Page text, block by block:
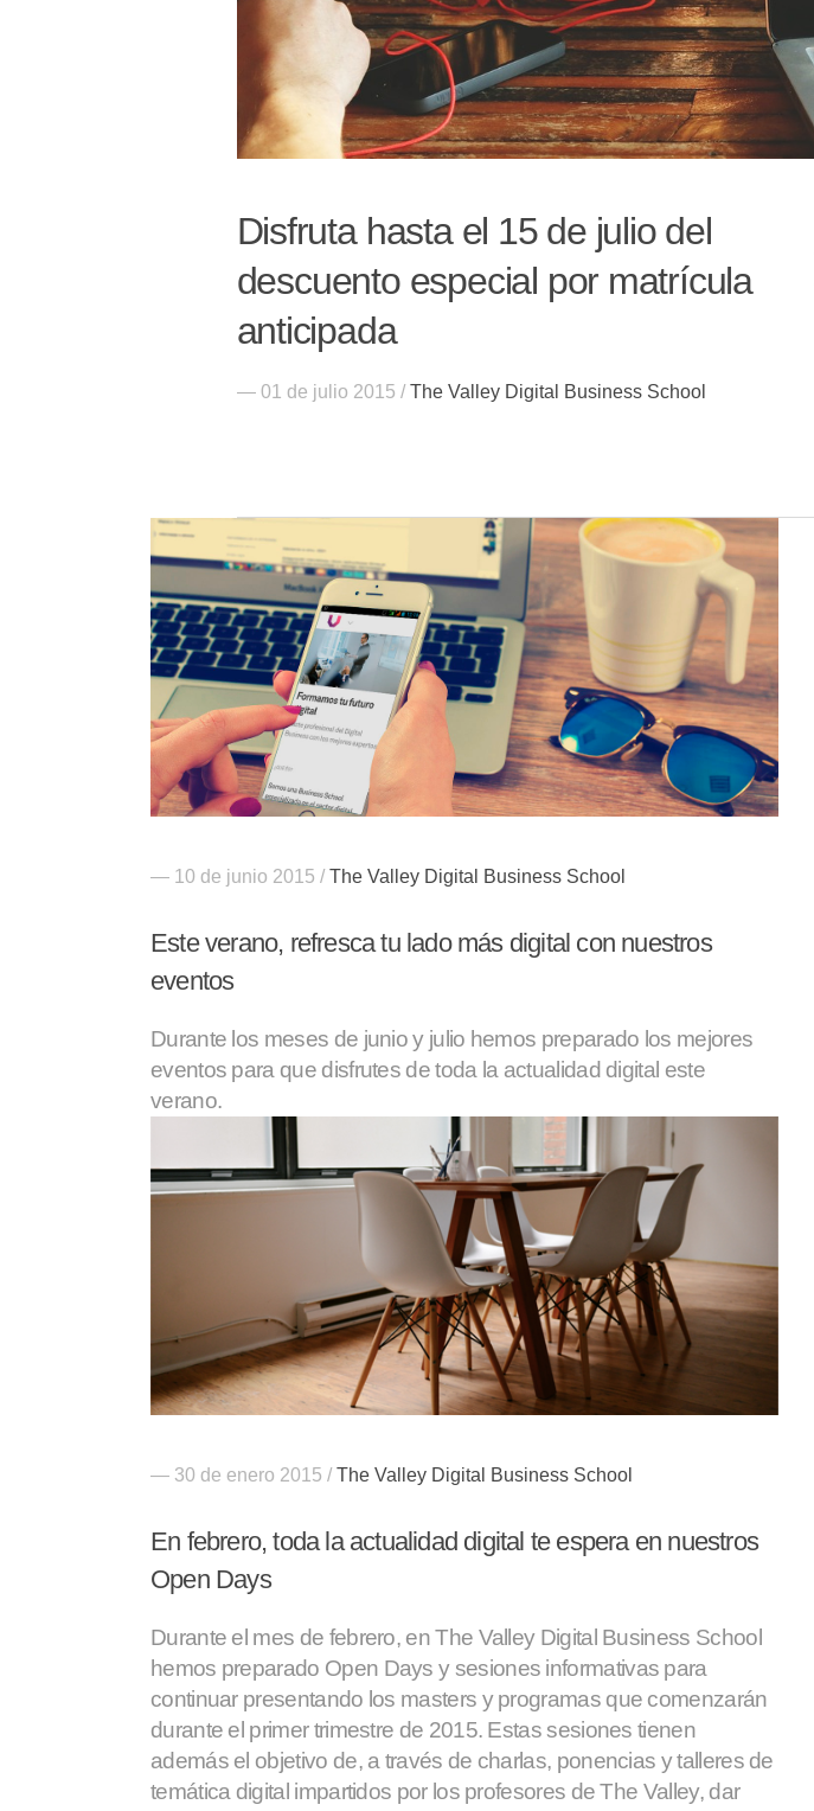
Disfruta hasta el 15 de julio del
descuento especial por matrícula
anticipada
— 01 de julio 2015 /The Valley Digital Business School
— 10 de junio 2015 /The Valley Digital Business School
Este verano, refresca tu lado más digital con nuestros
eventos
Durante los meses de junio y julio hemos preparado los mejores
eventos para que disfrutes de toda la actualidad digital este
verano.
— 30 de enero 2015 /The Valley Digital Business School
En febrero, toda la actualidad digital te espera en nuestros
Open Days
Durante el mes de febrero, en The Valley Digital Business School
hemos preparado Open Days y sesiones informativas para
continuar presentando los masters y programas que comenzarán
durante el primer trimestre de 2015. Estas sesiones tienen
además el objetivo de, a través de charlas, ponencias y talleres de
temática digital impartidos por los profesores de The Valley, dar